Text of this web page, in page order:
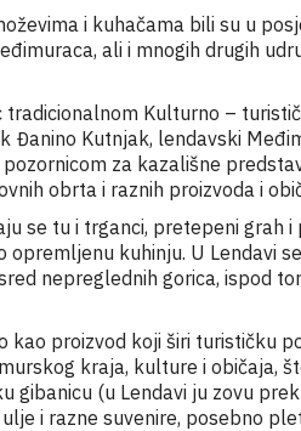
i kuhačama bili su u
ali i mnogih drugih
tradicionalnom Kulturno –
Đanino Kutnjak, lendavski
za kazališne
obrta i raznih proizvoda i
se tu i trganci, pretepeni grah
opremljenu kuhinju. U Lendavi
nepreglednih gorica, ispod
kao proizvod koji širi turističku
kraja, kulture i običaja,
gibanicu (u Lendavi ju zovu
i razne suvenire, posebno